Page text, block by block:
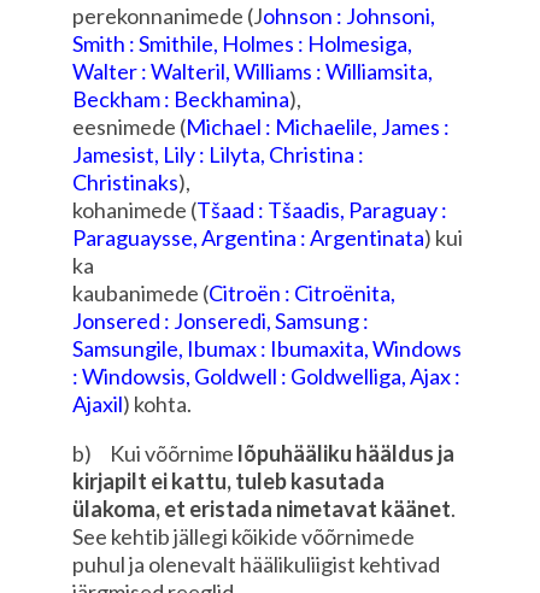
perekonnanimede (Johnson : Johnsoni,
Smith : Smithile, Holmes : Holmesiga,
Walter : Walteril, Williams : Williamsita,
Beckham : Beckhamina),
eesnimede (Michael : Michaelile, James :
Jamesist, Lily : Lilyta, Christina :
Christinaks),
kohanimede (Tšaad : Tšaadis, Paraguay :
Paraguaysse, Argentina : Argentinata) kui
ka
kaubanimede (Citroën : Citroënita,
Jonsered : Jonseredi, Samsung :
Samsungile, Ibumax : Ibumaxita, Windows
: Windowsis, Goldwell : Goldwelliga, Ajax :
Ajaxil) kohta.
b) Kui võõrnime lõpuhääliku hääldus ja
kirjapilt ei kattu, tuleb kasutada
ülakoma, et eristada nimetavat käänet.
See kehtib jällegi kõikide võõrnimede
puhul ja olenevalt häälikuliigist kehtivad